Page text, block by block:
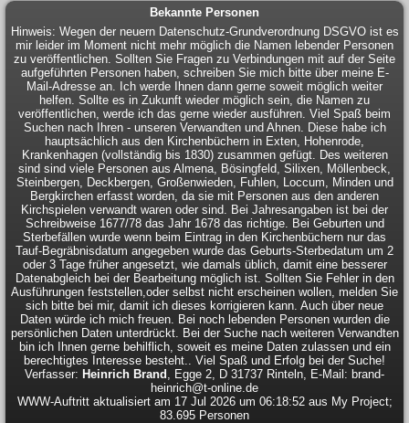
Bekannte Personen
Hinweis: Wegen der neuern Datenschutz-Grundverordnung DSGVO ist es
mir leider im Moment nicht mehr möglich die Namen lebender Personen
zu veröffentlichen. Sollten Sie Fragen zu Verbindungen mit auf der Seite
aufgeführten Personen haben, schreiben Sie mich bitte über meine E-
Mail-Adresse an. Ich werde Ihnen dann gerne soweit möglich weiter
helfen. Sollte es in Zukunft wieder möglich sein, die Namen zu
veröffentlichen, werde ich das gerne wieder ausführen. Viel Spaß beim
Suchen nach Ihren - unseren Verwandten und Ahnen. Diese habe ich
hauptsächlich aus den Kirchenbüchern in Exten, Hohenrode,
Krankenhagen (vollständig bis 1830) zusammen gefügt. Des weiteren
sind sind viele Personen aus Almena, Bösingfeld, Silixen, Möllenbeck,
Steinbergen, Deckbergen, Großenwieden, Fuhlen, Loccum, Minden und
Bergkirchen erfasst worden, da sie mit Personen aus den anderen
Kirchspielen verwandt waren oder sind. Bei Jahresangaben ist bei der
Schreibweise 1677/78 das Jahr 1678 das richtige. Bei Geburten und
Sterbefällen wurde wenn beim Eintrag in den Kirchenbüchern nur das
Tauf-Begräbnisdatum angegeben wurde das Geburts-Sterbedatum um 2
oder 3 Tage früher angesetzt, wie damals üblich, damit eine besserer
Datenabgleich bei der Bearbeitung möglich ist. Sollten Sie Fehler in den
Ausführungen feststellen,oder selbst nicht erscheinen wollen, melden Sie
sich bitte bei mir, damit ich dieses korrigieren kann. Auch über neue
Daten würde ich mich freuen. Bei noch lebenden Personen wurden die
persönlichen Daten unterdrückt. Bei der Suche nach weiteren Verwandten
bin ich Ihnen gerne behilflich, soweit es meine Daten zulassen und ein
berechtigtes Interesse besteht.. Viel Spaß und Erfolg bei der Suche!
Verfasser: Heinrich Brand , Egge 2, D 31737 Rinteln, E-Mail: brand-
heinrich@t-online.de
WWW-Auftritt aktualisiert am 17 Jul 2026 um 06:18:52 aus My Project;
83.695 Personen